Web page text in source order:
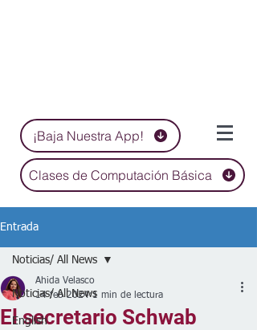
¡Baja Nuestra App!
Clases de Computación Básica
Entrada
Noticias/ All News
English
Noticias/ All News
El secretario Schwab
Ahida Velasco
14 feb 2024 1 min de lectura